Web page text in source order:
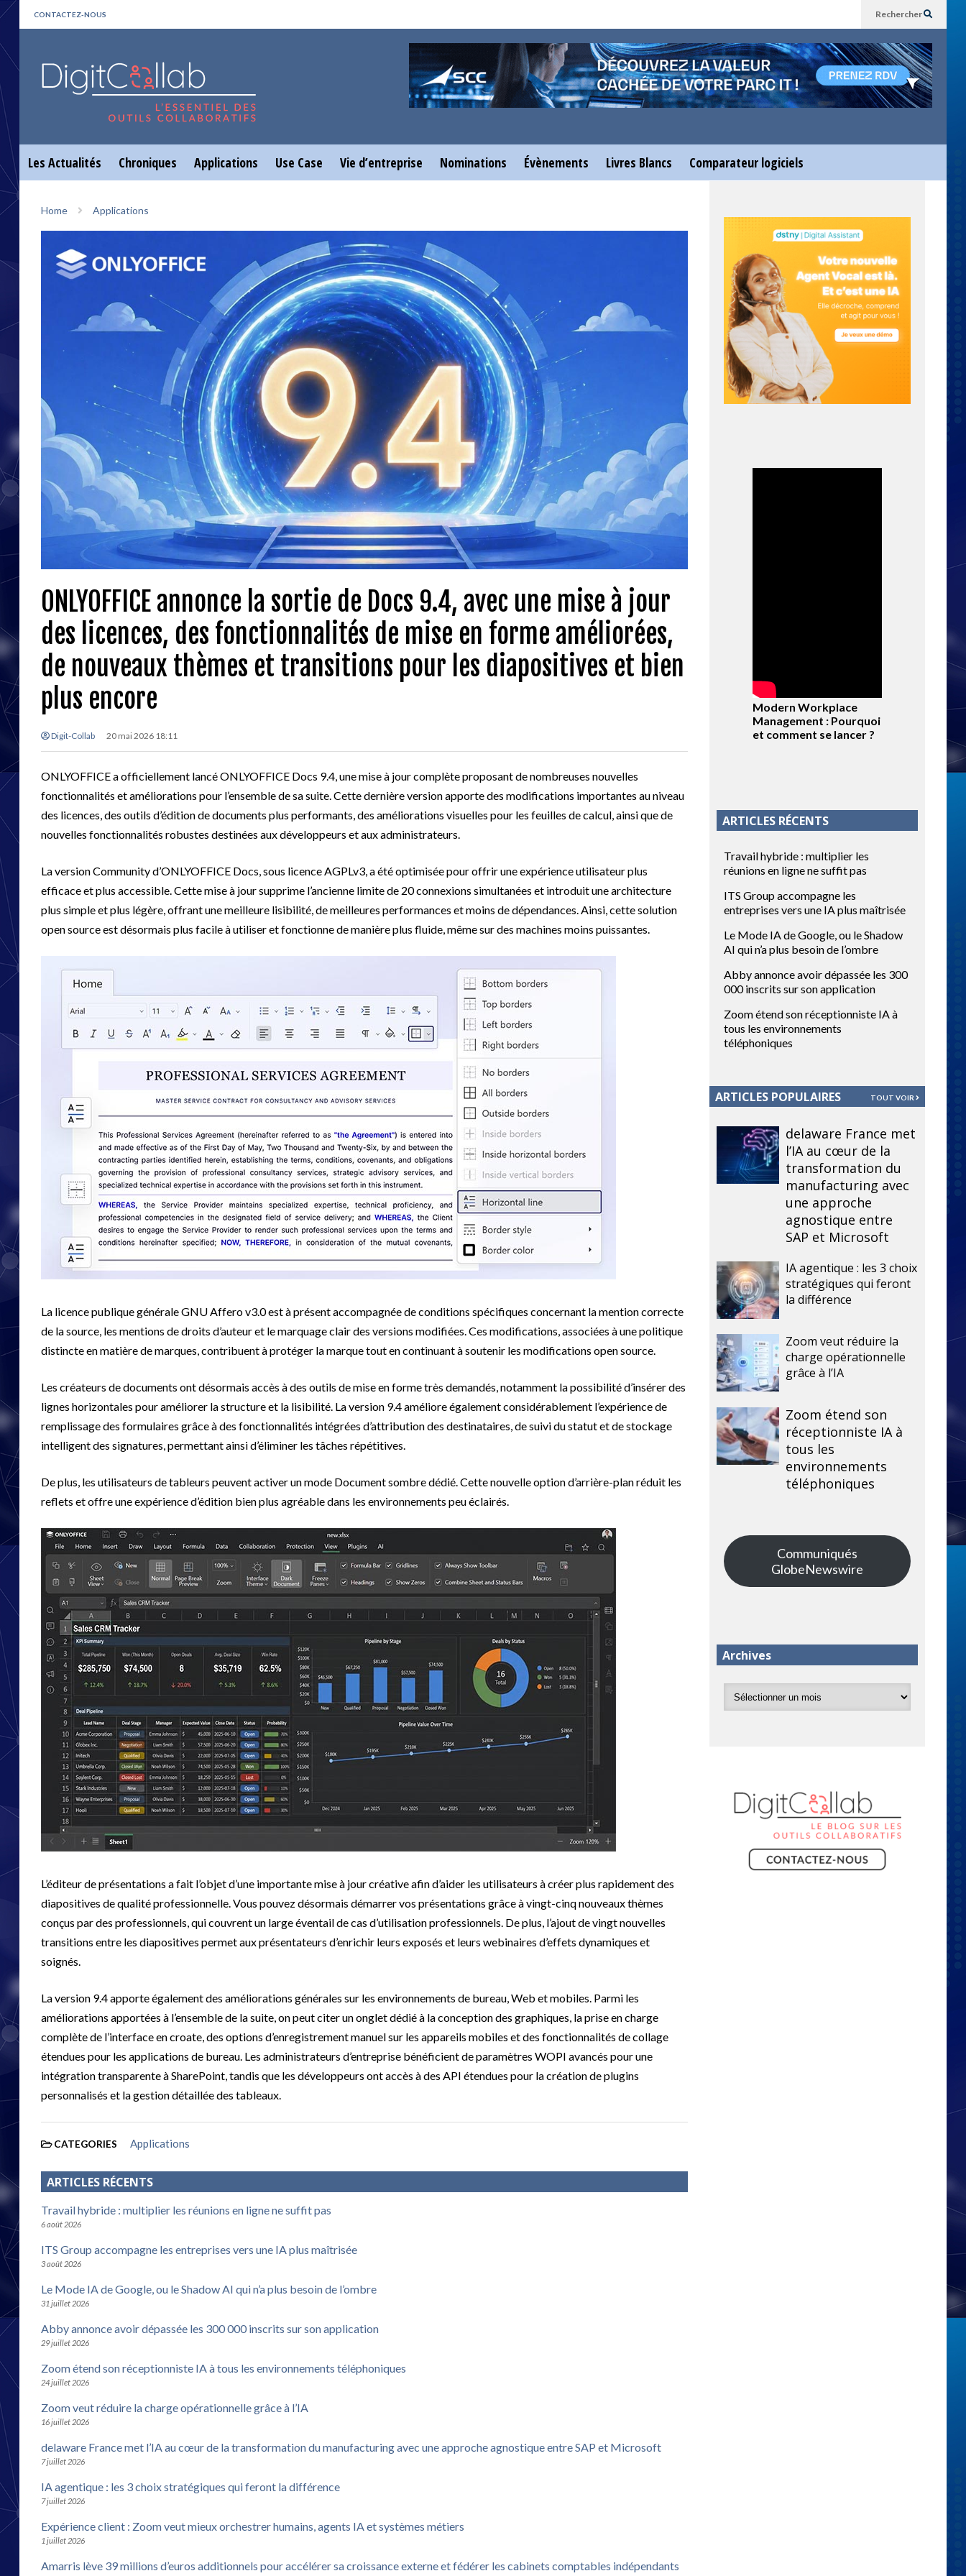
CONTACTEZ-NOUS Rechercher
Les Actualités Chroniques Applications Use Case Vie d’entreprise Nominations Évènements Livres Blancs Comparateur logiciels
Home Applications
ONLYOFFICE annonce la sortie de Docs 9.4, avec une mise à jour
des licences, des fonctionnalités de mise en forme améliorées,
de nouveaux thèmes et transitions pour les diapositives et bien
plus encore
Digit-Collab 20 mai 2026 18:11
ONLYOFFICE a officiellement lancé ONLYOFFICE Docs 9.4, une mise à jour complète proposant de nombreuses nouvelles
fonctionnalités et améliorations pour l’ensemble de sa suite. Cette dernière version apporte des modifications importantes au niveau
des licences, des outils d’édition de documents plus performants, des améliorations visuelles pour les feuilles de calcul, ainsi que de
nouvelles fonctionnalités robustes destinées aux développeurs et aux administrateurs.
La version Community d’ONLYOFFICE Docs, sous licence AGPLv3, a été optimisée pour offrir une expérience utilisateur plus
efficace et plus accessible. Cette mise à jour supprime l’ancienne limite de 20 connexions simultanées et introduit une architecture
plus simple et plus légère, offrant une meilleure lisibilité, de meilleures performances et moins de dépendances. Ainsi, cette solution
open source est désormais plus facile à utiliser et fonctionne de manière plus fluide, même sur des machines moins puissantes.
La licence publique générale GNU Affero v3.0 est à présent accompagnée de conditions spécifiques concernant la mention correcte
de la source, les mentions de droits d’auteur et le marquage clair des versions modifiées. Ces modifications, associées à une politique
distincte en matière de marques, contribuent à protéger la marque tout en continuant à soutenir les modifications open source.
Les créateurs de documents ont désormais accès à des outils de mise en forme très demandés, notamment la possibilité d’insérer des
lignes horizontales pour améliorer la structure et la lisibilité. La version 9.4 améliore également considérablement l’expérience de
remplissage des formulaires grâce à des fonctionnalités intégrées d’attribution des destinataires, de suivi du statut et de stockage
intelligent des signatures, permettant ainsi d’éliminer les tâches répétitives.
De plus, les utilisateurs de tableurs peuvent activer un mode Document sombre dédié. Cette nouvelle option d’arrière-plan réduit les
reflets et offre une expérience d’édition bien plus agréable dans les environnements peu éclairés.
L’éditeur de présentations a fait l’objet d’une importante mise à jour créative afin d’aider les utilisateurs à créer plus rapidement des
diapositives de qualité professionnelle. Vous pouvez désormais démarrer vos présentations grâce à vingt-cinq nouveaux thèmes
conçus par des professionnels, qui couvrent un large éventail de cas d’utilisation professionnels. De plus, l’ajout de vingt nouvelles
transitions entre les diapositives permet aux présentateurs d’enrichir leurs exposés et leurs webinaires d’effets dynamiques et
soignés.
La version 9.4 apporte également des améliorations générales sur les environnements de bureau, Web et mobiles. Parmi les
améliorations apportées à l’ensemble de la suite, on peut citer un onglet dédié à la conception des graphiques, la prise en charge
complète de l’interface en croate, des options d’enregistrement manuel sur les appareils mobiles et des fonctionnalités de collage
étendues pour les applications de bureau. Les administrateurs d’entreprise bénéficient de paramètres WOPI avancés pour une
intégration transparente à SharePoint, tandis que les développeurs ont accès à des API étendues pour la création de plugins
personnalisés et la gestion détaillée des tableaux.
CATEGORIES Applications
ARTICLES RÉCENTS
Travail hybride : multiplier les réunions en ligne ne suffit pas
6 août 2026
ITS Group accompagne les entreprises vers une IA plus maîtrisée
3 août 2026
Le Mode IA de Google, ou le Shadow AI qui n’a plus besoin de l’ombre
31 juillet 2026
Abby annonce avoir dépassée les 300 000 inscrits sur son application
29 juillet 2026
Zoom étend son réceptionniste IA à tous les environnements téléphoniques
24 juillet 2026
Zoom veut réduire la charge opérationnelle grâce à l’IA
16 juillet 2026
delaware France met l’IA au cœur de la transformation du manufacturing avec une approche agnostique entre SAP et Microsoft
7 juillet 2026
IA agentique : les 3 choix stratégiques qui feront la différence
7 juillet 2026
Expérience client : Zoom veut mieux orchestrer humains, agents IA et systèmes métiers
1 juillet 2026
Amarris lève 39 millions d’euros additionnels pour accélérer sa croissance externe et fédérer les cabinets comptables indépendants
Modern Workplace
Management : Pourquoi
et comment se lancer ?
ARTICLES RÉCENTS
Travail hybride : multiplier les
réunions en ligne ne suffit pas
ITS Group accompagne les
entreprises vers une IA plus maîtrisée
Le Mode IA de Google, ou le Shadow
AI qui n’a plus besoin de l’ombre
Abby annonce avoir dépassée les 300
000 inscrits sur son application
Zoom étend son réceptionniste IA à
tous les environnements
téléphoniques
ARTICLES POPULAIRES TOUT VOIR
delaware France met
l’IA au cœur de la
transformation du
manufacturing avec
une approche
agnostique entre
SAP et Microsoft
IA agentique : les 3 choix
stratégiques qui feront
la différence
Zoom veut réduire la
charge opérationnelle
grâce à l’IA
Zoom étend son
réceptionniste IA à
tous les
environnements
téléphoniques
Communiqués
GlobeNewswire
Archives